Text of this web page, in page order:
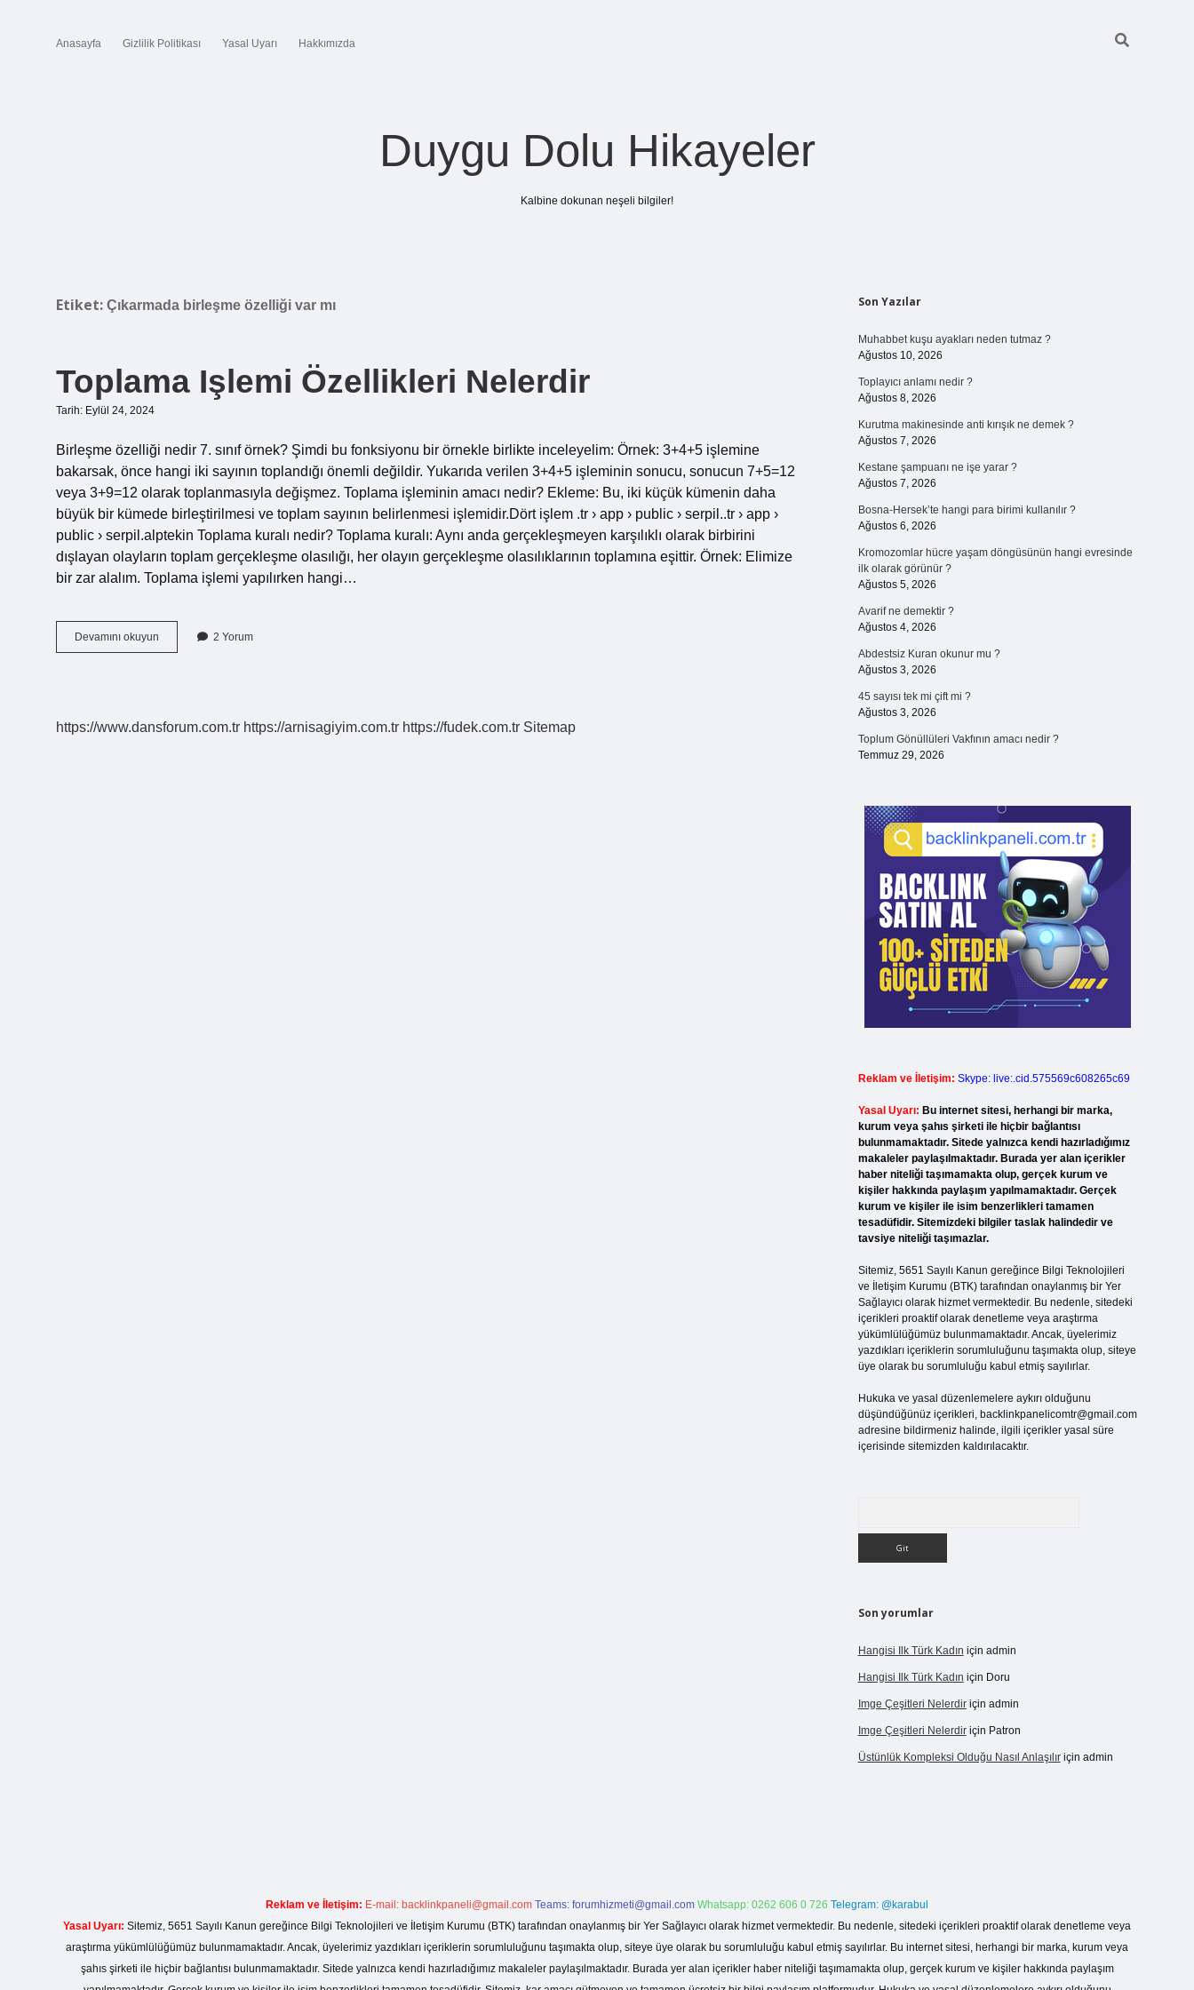
Anasayfa Gizlilik Politikası Yasal Uyarı Hakkımızda
Duygu Dolu Hikayeler
Kalbine dokunan neşeli bilgiler!
Etiket: Çıkarmada birleşme özelliği var mı
Toplama Işlemi Özellikleri Nelerdir
Tarih: Eylül 24, 2024
Birleşme özelliği nedir 7. sınıf örnek? Şimdi bu fonksiyonu bir örnekle birlikte inceleyelim: Örnek: 3+4+5 işlemine
bakarsak, önce hangi iki sayının toplandığı önemli değildir. Yukarıda verilen 3+4+5 işleminin sonucu, sonucun 7+5=12
veya 3+9=12 olarak toplanmasıyla değişmez. Toplama işleminin amacı nedir? Ekleme: Bu, iki küçük kümenin daha
büyük bir kümede birleştirilmesi ve toplam sayının belirlenmesi işlemidir.Dört işlem .tr › app › public › serpil..tr › app ›
public › serpil.alptekin Toplama kuralı nedir? Toplama kuralı: Aynı anda gerçekleşmeyen karşılıklı olarak birbirini
dışlayan olayların toplam gerçekleşme olasılığı, her olayın gerçekleşme olasılıklarının toplamına eşittir. Örnek: Elimize
bir zar alalım. Toplama işlemi yapılırken hangi…
Devamını okuyun Toplama
Işlemi
2 Yorum
https://www.dansforum.com.tr https://arnisagiyim.com.tr https://fudek.com.tr Sitemap
Sidebar
Son Yazılar
Muhabbet kuşu ayakları neden tutmaz ?
Ağustos 10, 2026
Toplayıcı anlamı nedir ?
Ağustos 8, 2026
Kurutma makinesinde anti kırışık ne demek ?
Ağustos 7, 2026
Kestane şampuanı ne işe yarar ?
Ağustos 7, 2026
Bosna-Hersek’te hangi para birimi kullanılır ?
Ağustos 6, 2026
Kromozomlar hücre yaşam döngüsünün hangi evresinde
ilk olarak görünür ?
Ağustos 5, 2026
Avarif ne demektir ?
Ağustos 4, 2026
Abdestsiz Kuran okunur mu ?
Ağustos 3, 2026
45 sayısı tek mi çift mi ?
Ağustos 3, 2026
Toplum Gönüllüleri Vakfının amacı nedir ?
Temmuz 29, 2026
Reklam ve İletişim: Skype: live:.cid.575569c608265c69
Yasal Uyarı: Bu internet sitesi, herhangi bir marka,
kurum veya şahıs şirketi ile hiçbir bağlantısı
bulunmamaktadır. Sitede yalnızca kendi hazırladığımız
makaleler paylaşılmaktadır. Burada yer alan içerikler
haber niteliği taşımamakta olup, gerçek kurum ve
kişiler hakkında paylaşım yapılmamaktadır. Gerçek
kurum ve kişiler ile isim benzerlikleri tamamen
tesadüfidir. Sitemizdeki bilgiler taslak halindedir ve
tavsiye niteliği taşımazlar.
Sitemiz, 5651 Sayılı Kanun gereğince Bilgi Teknolojileri
ve İletişim Kurumu (BTK) tarafından onaylanmış bir Yer
Sağlayıcı olarak hizmet vermektedir. Bu nedenle, sitedeki
içerikleri proaktif olarak denetleme veya araştırma
yükümlülüğümüz bulunmamaktadır. Ancak, üyelerimiz
yazdıkları içeriklerin sorumluluğunu taşımakta olup, siteye
üye olarak bu sorumluluğu kabul etmiş sayılırlar.
Hukuka ve yasal düzenlemelere aykırı olduğunu
düşündüğünüz içerikleri, backlinkpanelicomtr@gmail.com
adresine bildirmeniz halinde, ilgili içerikler yasal süre
içerisinde sitemizden kaldırılacaktır.
Son yorumlar
Hangisi Ilk Türk Kadın için admin
Hangisi Ilk Türk Kadın için Doru
Imge Çeşitleri Nelerdiriçin admin
Imge Çeşitleri Nelerdiriçin Patron
Üstünlük Kompleksi Olduğu Nasıl Anlaşılıriçin admin
ilbet girişhttps://betexpergiris.casino/
Reklam ve İletişim: E-mail: backlinkpaneli@gmail.com Teams: forumhizmeti@gmail.com Whatsapp: 0262 606 0 726 Telegram: @karabul
Yasal Uyarı: Sitemiz, 5651 Sayılı Kanun gereğince Bilgi Teknolojileri ve İletişim Kurumu (BTK) tarafından onaylanmış bir Yer Sağlayıcı olarak hizmet vermektedir. Bu nedenle, sitedeki içerikleri proaktif olarak denetleme veya
araştırma yükümlülüğümüz bulunmamaktadır. Ancak, üyelerimiz yazdıkları içeriklerin sorumluluğunu taşımakta olup, siteye üye olarak bu sorumluluğu kabul etmiş sayılırlar. Bu internet sitesi, herhangi bir marka, kurum veya
şahıs şirketi ile hiçbir bağlantısı bulunmamaktadır. Sitede yalnızca kendi hazırladığımız makaleler paylaşılmaktadır. Burada yer alan içerikler haber niteliği taşımamakta olup, gerçek kurum ve kişiler hakkında paylaşım